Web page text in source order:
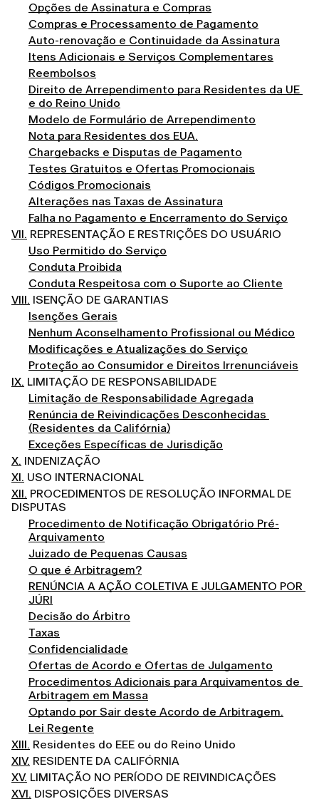
Opções de Assinatura e Compras
Compras e Processamento de Pagamento
Auto-renovação e Continuidade da Assinatura
Itens Adicionais e Serviços Complementares
Reembolsos
Direito de Arrependimento para Residentes da UE
e do Reino Unido
Modelo de Formulário de Arrependimento
Nota para Residentes dos EUA.
Chargebacks e Disputas de Pagamento
Testes Gratuitos e Ofertas Promocionais
Códigos Promocionais
Alterações nas Taxas de Assinatura
Falha no Pagamento e Encerramento do Serviço
VII. REPRESENTAÇÃO E RESTRIÇÕES DO USUÁRIO
Uso Permitido do Serviço
Conduta Proibida
Conduta Respeitosa com o Suporte ao Cliente
VIII. ISENÇÃO DE GARANTIAS
Isenções Gerais
Nenhum Aconselhamento Profissional ou Médico
Modificações e Atualizações do Serviço
Proteção ao Consumidor e Direitos Irrenunciáveis
IX. LIMITAÇÃO DE RESPONSABILIDADE
Limitação de Responsabilidade Agregada
Renúncia de Reivindicações Desconhecidas
(Residentes da Califórnia)
Exceções Específicas de Jurisdição
X. INDENIZAÇÃO
XI. USO INTERNACIONAL
XII. PROCEDIMENTOS DE RESOLUÇÃO INFORMAL DE
DISPUTAS
Procedimento de Notificação Obrigatório Pré-
Arquivamento
Juizado de Pequenas Causas
O que é Arbitragem?
RENÚNCIA A AÇÃO COLETIVA E JULGAMENTO POR
JÚRI
Decisão do Árbitro
Taxas
Confidencialidade
Ofertas de Acordo e Ofertas de Julgamento
Procedimentos Adicionais para Arquivamentos de
Arbitragem em Massa
Optando por Sair deste Acordo de Arbitragem.
Lei Regente
XIII. Residentes do EEE ou do Reino Unido
XIV. RESIDENTE DA CALIFÓRNIA
XV. LIMITAÇÃO NO PERÍODO DE REIVINDICAÇÕES
XVI. DISPOSIÇÕES DIVERSAS